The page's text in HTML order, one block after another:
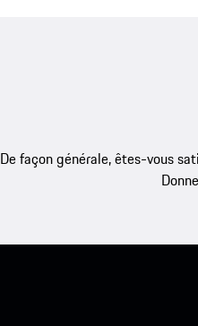
De façon générale, êtes-vous